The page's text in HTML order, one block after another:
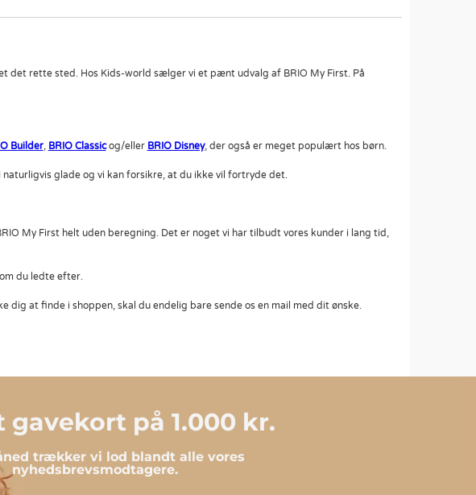
det rette sted. Hos Kids-world sælger vi et pænt udvalg af BRIO My First. På
Builder, BRIO Classicog/eller BRIO Disney, der også er meget populært hos børn.
glade og vi kan forsikre, at du ikke vil fortryde det.
My First helt uden beregning. Det er noget vi har tilbudt vores kunder i lang tid,
du ledte efter.
at finde i shoppen, skal du endelig bare sende os en mail med dit ønske.
gavekort på 1.000 kr.
trækker vi lod blandt alle vores
nyhedsbrevsmodtagere.